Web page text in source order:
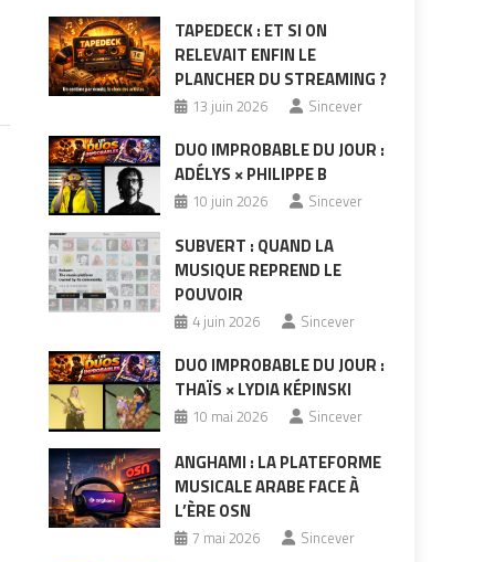
TAPEDECK : ET SI ON
RELEVAIT ENFIN LE
PLANCHER DU STREAMING ?
13 juin 2026 Sincever
DUO IMPROBABLE DU JOUR :
ADÉLYS × PHILIPPE B
10 juin 2026 Sincever
SUBVERT : QUAND LA
MUSIQUE REPREND LE
POUVOIR
4 juin 2026 Sincever
DUO IMPROBABLE DU JOUR :
THAÏS × LYDIA KÉPINSKI
10 mai 2026 Sincever
ANGHAMI : LA PLATEFORME
MUSICALE ARABE FACE À
L’ÈRE OSN
7 mai 2026 Sincever